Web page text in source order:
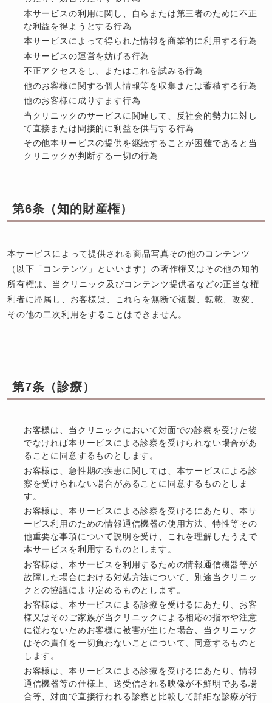
本サービスの利用に関し、自らまたは第三者のために不正
な利益を得ようとする行為
本サービスによって得られた情報を商業的に利用する行為
本サービスの運営を妨げる行為
不正アクセスをし、またはこれを試みる行為
他のお客様に関する個人情報等を収集または蓄積する行為
他のお客様に成りすます行為
当クリニックのサービスに関連して、反社会的勢力に対し
て直接または間接的に利益を供与する行為
その他本サービスの提供を継続することが困難であると当
クリニックが判断する一切の行為
第6条（知的財産権）
本サービスによって提供される商品写真その他のコンテンツ
（以下「コンテンツ」といいます）の著作権又はその他の知的
所有権は、当クリニック及びコンテンツ提供者などの正当な権
利者に帰属し、お客様は、これらを無断で複製、転載、改変、
その他の二次利用をすることはできません。
第7条（診療）
お客様は、当クリニックにおいて対面での診察を受けた後
でなければ本サービスによる診察を受けられない場合があ
ることに同意するものとします。
お客様は、急性期の疾患に関しては、本サービスによる診
察を受けられない場合があることに同意するものとしま
す。
お客様は、本サービスによる診察を受けるにあたり、本サ
ービス利用のための情報通信機器の使用方法、特性等その
他重要な事項について説明を受け、これを理解したうえで
本サービスを利用するものとします。
お客様は、本サービスを利用するための情報通信機器等が
故障した場合における対処方法について、別途当クリニッ
クとの協議により定めるものとします。
お客様は、本サービスによる診療を受けるにあたり、お客
様又はそのご家族が当クリニックによる相応の指示や注意
に従わないためお客様に被害が生じた場合、当クリニック
はその責任を一切負わないことについて、同意するものと
します。
お客様は、本サービスによる診療を受けるにあたり、情報
通信機器等の仕様上、送受信される映像が不鮮明である場
合等、対面で直接行われる診察と比較して詳細な診療が行